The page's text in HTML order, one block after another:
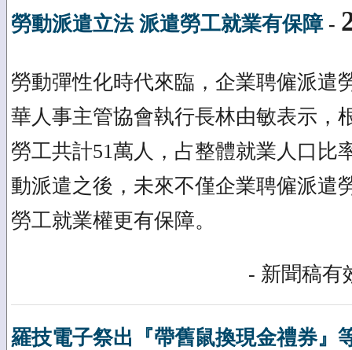
勞動派遣立法 派遣勞工就業有保障-
勞動彈性化時代來臨，企業聘僱派遣
華人事主管協會執行長林由敏表示，
勞工共計51萬人，占整體就業人口比
動派遣之後，未來不僅企業聘僱派遣
勞工就業權更有保障。
- 新聞稿有
羅技電子祭出『帶舊鼠換現金禮券』